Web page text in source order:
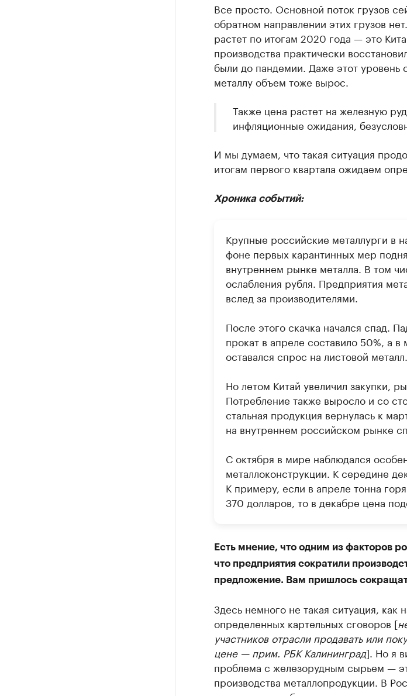
Все просто. Основной поток грузов
обратном направлении этих грузов
растет по итогам 2020 года — это
производства практически
были до пандемии. Даже этот уровень
металлу объем тоже вырос.
Также цена растет на железную
инфляционные ожидания,
И мы думаем, что такая ситуация
итогам первого квартала ожидаем
Хроника событий:
Крупные российские металлурги в
фоне первых карантинных мер
внутреннем рынке металла. В том
ослабления рубля. Предприятия
вслед за производителями.
После этого скачка начался спад.
прокат в апреле составило 50%, а
оставался спрос на листовой металл.
Но летом Китай увеличил закупки,
Потребление также выросло и со
стальная продукция вернулась к
на внутреннем российском рынке
С октября в мире наблюдался
металлоконструкции. К середине
К примеру, если в апреле тонна
370 долларов, то в декабре цена
Есть мнение, что одним из факторов
что предприятия сократили
предложение. Вам пришлось
Здесь немного не такая ситуация, как
определенных картельных сговоров [
участников отрасли продавать или
цене — прим. РБК Калининград]. Но я
проблема с железорудным сырьем —
производства металлопродукции. В